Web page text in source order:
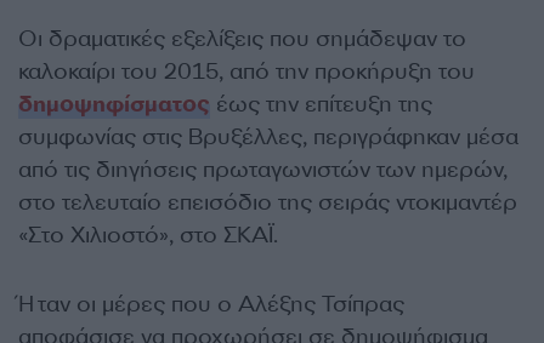
Οι δραματικές εξελίξεις που σημάδεψαν το
καλοκαίρι του 2015, από την προκήρυξη του
δημοψηφίσματος έως την επίτευξη της
συμφωνίας στις Βρυξέλλες, περιγράφηκαν μέσα
από τις διηγήσεις πρωταγωνιστών των ημερών,
στο τελευταίο επεισόδιο της σειράς ντοκιμαντέρ
«Στο Χιλιοστό», στο ΣΚΑΪ.
Ήταν οι μέρες που ο Αλέξης Τσίπρας
αποφάσισε να προχωρήσει σε δημοψήφισμα